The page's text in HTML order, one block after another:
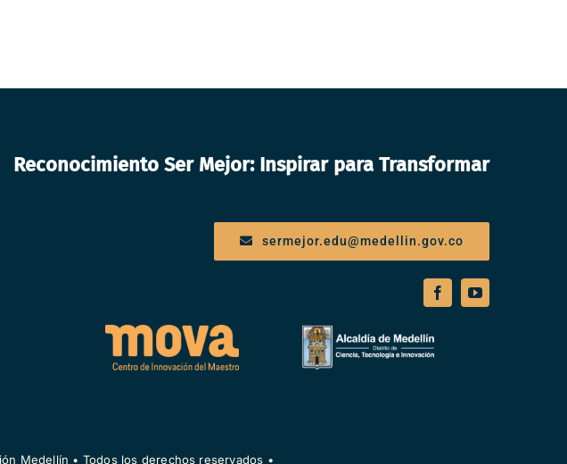
Reconocimiento Ser Mejor: Inspirar para Transformar
sermejor.edu@medellin.gov.co
Medellín • Todos los derechos reservados •